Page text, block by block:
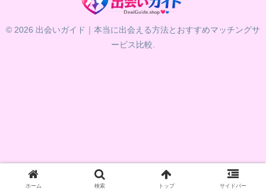
© 2026 出会いガイド｜本当に出会える方法とおすすめマッチングサ
ービス比較.
ホーム 検索 トップ サイドバー